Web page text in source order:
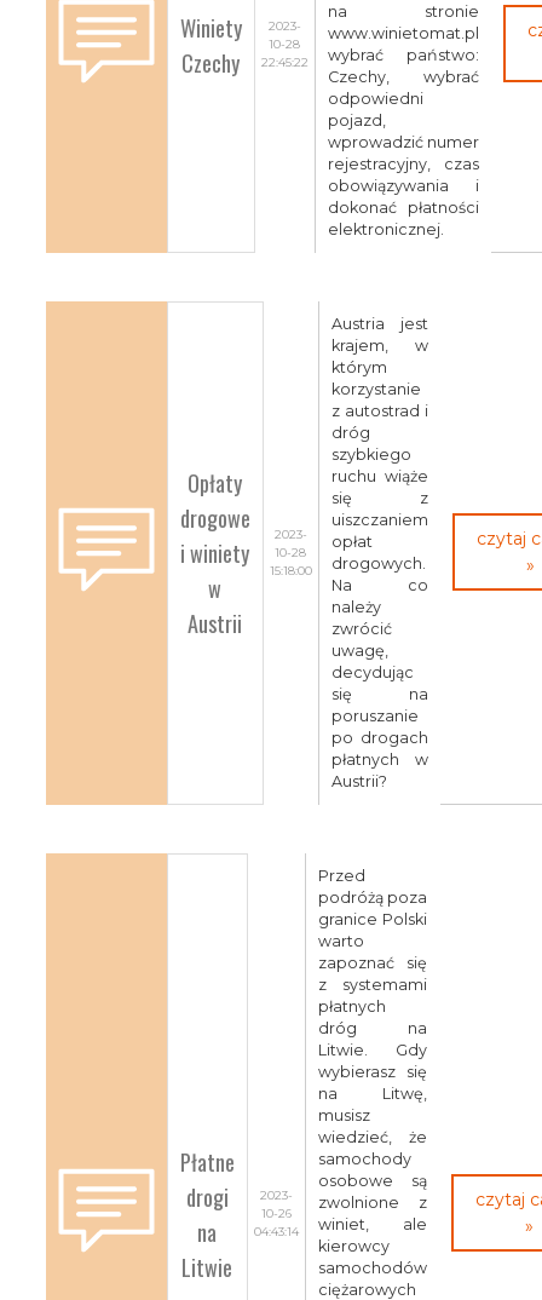
Winiety
Czechy
2023-
10-28
22:45:22
na stronie
www.winietomat.pl
wybrać państwo:
Czechy, wybrać
odpowiedni
pojazd,
wprowadzić numer
rejestracyjny, czas
obowiązywania i
dokonać płatności
elektronicznej.
Opłaty
drogowe
i winiety
w
Austrii
2023-
10-28
15:18:00
Austria jest
krajem, w
którym
korzystanie
z autostrad i
dróg
szybkiego
ruchu wiąże
się z
uiszczaniem
opłat
drogowych.
Na co
należy
zwrócić
uwagę,
decydując
się na
poruszanie
po drogach
płatnych w
Austrii?
czytaj
»
Płatne
drogi
na
Litwie
2023-
10-26
04:43:14
Przed
podróżą poza
granice Polski
warto
zapoznać się
z systemami
płatnych
dróg na
Litwie. Gdy
wybierasz się
na Litwę,
musisz
wiedzieć, że
samochody
osobowe są
zwolnione z
winiet, ale
kierowcy
samochodów
ciężarowych
czytaj
»